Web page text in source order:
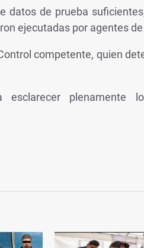
datos de prueba
ejecutadas por agentes de
competente, quien
esclarecer plenamente